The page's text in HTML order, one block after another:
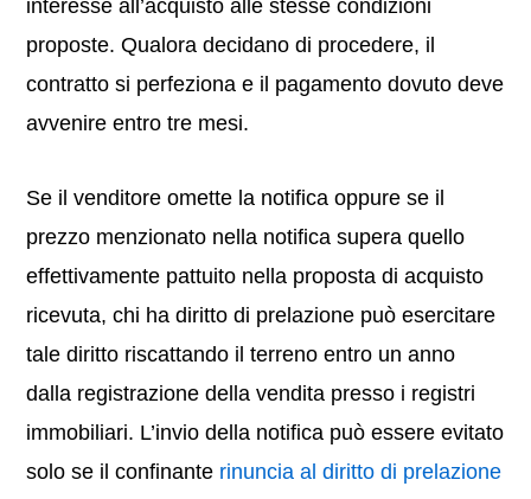
interesse all’acquisto alle stesse condizioni
proposte. Qualora decidano di procedere, il
contratto si perfeziona e il pagamento dovuto deve
avvenire entro tre mesi.
Se il venditore omette la notifica oppure se il
prezzo menzionato nella notifica supera quello
effettivamente pattuito nella proposta di acquisto
ricevuta, chi ha diritto di prelazione può esercitare
tale diritto riscattando il terreno entro un anno
dalla registrazione della vendita presso i registri
immobiliari. L’invio della notifica può essere evitato
solo se il confinante rinuncia al diritto di prelazione